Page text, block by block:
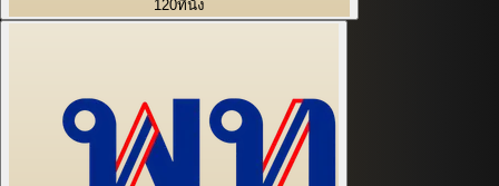
120ที่นั่ง